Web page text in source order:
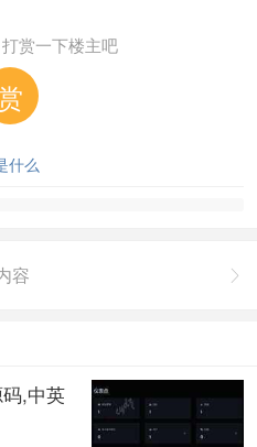
赏一下楼主吧
什么

容
,中英